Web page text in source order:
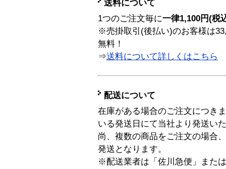
送料について
1つのご注文毎に一律1,100円(税
※売掛取引(後払い)のお客様は
無料！
⇒送料について詳しくはこちら
配送について
在庫がある場合のご注文につき
いる発送日にて当社より発送い
尚、複数の商品をご注文の場合
発送となります。
※配送業者は「佐川急便」また